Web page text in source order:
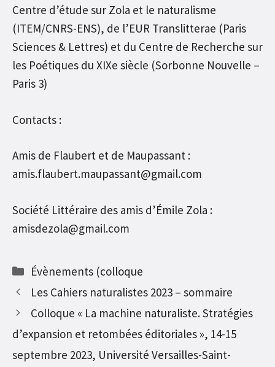
Centre d’étude sur Zola et le naturalisme
(ITEM/CNRS-ENS), de l’EUR Translitterae (Paris
Sciences & Lettres) et du Centre de Recherche sur
les Poétiques du XIXe siècle (Sorbonne Nouvelle –
Paris 3)
Contacts :
Amis de Flaubert et de Maupassant :
amis.flaubert.maupassant@gmail.com
Société Littéraire des amis d’Émile Zola :
amisdezola@gmail.com
Catégories
Évènements (colloque
Les Cahiers naturalistes 2023 – sommaire
Colloque « La machine naturaliste. Stratégies
d’expansion et retombées éditoriales », 14-15
septembre 2023, Université Versailles-Saint-